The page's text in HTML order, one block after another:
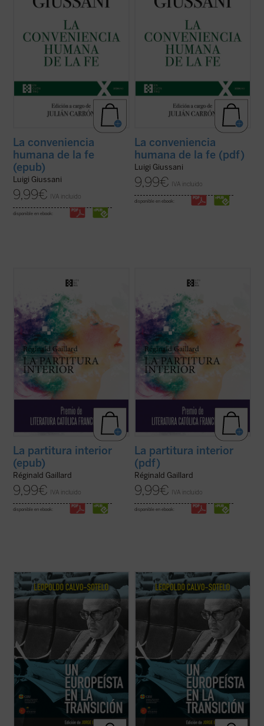
y los diálogos que éstas suscitaron.
La conveniencia
humana de la fe
(epub)
Luigi Giussani
9,99€ IVA incluido
disponible en ebook:
y los diálogos que éstas suscitaron.
La conveniencia
humana de la fe (pdf)
Luigi Giussani
9,99€ IVA incluido
disponible en ebook:
las historias de vida de Charlotte, «la loca
del pueblo», y Jan, un músico holandés
quien huye de un amor perdido, tienen en
común una búsqueda espiritual de
trascendiencia y belleza, una relación ...
(ver ficha)
La partitura interior
(epub)
Réginald Gaillard
9,99€ IVA incluido
disponible en ebook:
las historias de vida de Charlotte, «la loca
del pueblo», y Jan, un músico holandés
quien huye de un amor perdido, tienen en
común una búsqueda espiritual de
trascendiencia y belleza, una relación ...
(ver ficha)
La partitura interior
(pdf)
Réginald Gaillard
9,99€ IVA incluido
disponible en ebook:
El presente volumen recoge una cuidada
selección de los discursos y conferencias
sobre Europa, pronunciados por Leopoldo
primera recopila algunas intervenciones
durante su periodo en la primera línea de ...
(ver ficha)
El presente volumen recoge una cuidada
selección de los discursos y conferencias
sobre Europa, pronunciados por Leopoldo
primera recopila algunas intervenciones
durante su periodo en la primera línea de ...
(ver ficha)